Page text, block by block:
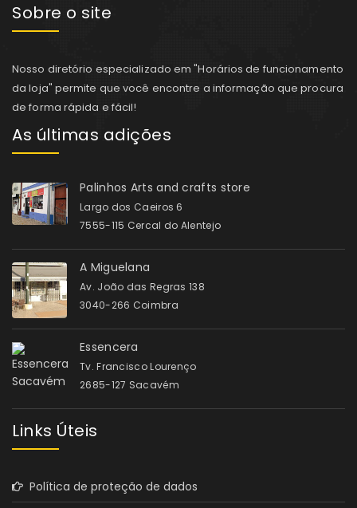
Sobre o site
Nosso diretório especializado em "Horários de funcionamento
da loja" permite que você encontre a informação que procura
de forma rápida e fácil!
As últimas adições
Palinhos Arts and crafts store
Largo dos Caeiros 6
7555-115 Cercal do Alentejo
A Miguelana
Av. João das Regras 138
3040-266 Coimbra
Essencera
Tv. Francisco Lourenço
2685-127 Sacavém
Links Úteis
Política de proteção de dados